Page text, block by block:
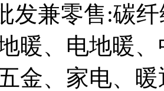
发兼零售:碳
暖、电地暖
金、家电、